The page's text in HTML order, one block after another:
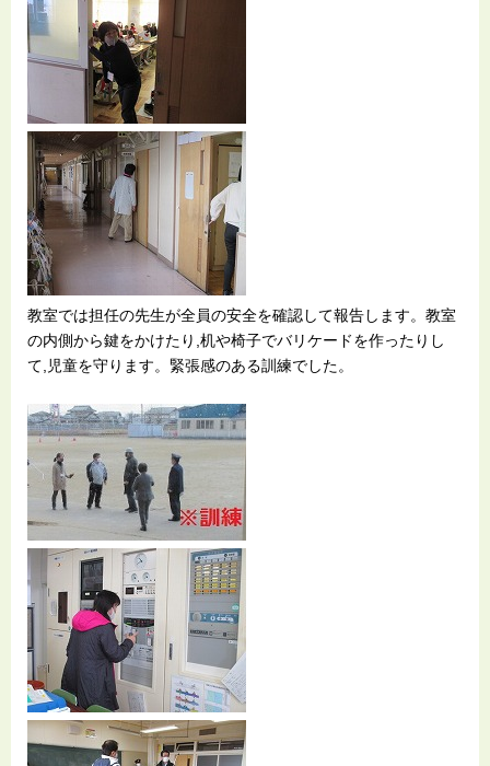
教室では担任の先生が全員の安全を確認して報告します。教室
の内側から鍵をかけたり,机や椅子でバリケードを作ったりし
て,児童を守ります。緊張感のある訓練でした。